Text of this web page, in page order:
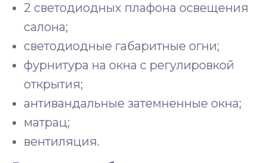
2 светодиодных плафона освещения
салона;
светодиодные габаритные огни;
фурнитура на окна с регулировкой
открытия;
антивандальные затемненные окна;
матрац;
вентиляция.